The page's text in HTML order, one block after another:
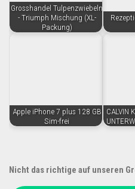
Grosshandel Tulpenzwiebeln
- Triumph Mischung (XL-
Packung)
Apple iPhone 7 plus 128 GB
Sim-frei
CALVIN
Nicht das richtige auf unseren